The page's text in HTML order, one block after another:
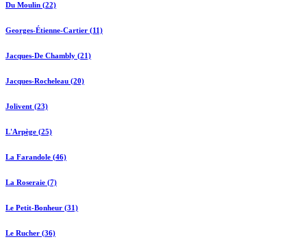
Du Moulin (22)
Georges-Étienne-Cartier (11)
Jacques-De Chambly (21)
Jacques-Rocheleau (20)
Jolivent (23)
L'Arpège (25)
La Farandole (46)
La Roseraie (7)
Le Petit-Bonheur (31)
Le Rucher (36)